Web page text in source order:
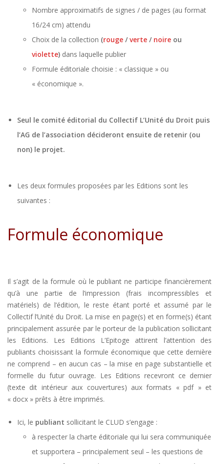
Nombre approximatifs de signes / de pages (au format
16/24 cm) attendu
Choix de la collection (rouge /verte / noire ou
violette) dans laquelle publier
Formule éditoriale choisie : « classique » ou
« économique ».
Seul le comité éditorial du Collectif L’Unité du Droit puis
l’AG de l’association décideront ensuite de retenir (ou
non) le projet.
Les deux formules proposées par les Editions sont les
suivantes :
Formule économique
Il s’agit de la formule où le publiant ne participe financièrement
qu’à une partie de l’impression (frais incompressibles et
matériels) de l’édition, le reste étant porté et assumé par le
Collectif l’Unité du Droit. La mise en page(s) et en forme(s) étant
principalement assurée par le porteur de la publication sollicitant
les Editions. Les Editions L’Epitoge attirent l’attention des
publiants choisissant la formule économique que cette dernière
ne comprend – en aucun cas – la mise en page substantielle et
formelle du futur ouvrage. Les Editions recevront ce dernier
(texte dit intérieur aux couvertures) aux formats « pdf » et
« docx » prêts à être imprimés.
Ici, le publiant sollicitant le CLUD s’engage :
à respecter la charte éditoriale qui lui sera communiquée
et supportera – principalement seul – les questions de